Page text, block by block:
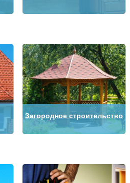
Загородное строительство